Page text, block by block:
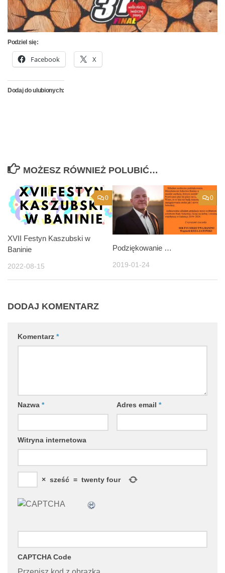
Podziel się:
Facebook X
Dodaj do ulubionych:
MOŻESZ RÓWNIEŻ POLUBIĆ…
0
XVII Festyn Kaszubski w
Baninie
2022-08-15
0
Podziękowanie …
2019-01-24
DODAJ KOMENTARZ
Komentarz *
Nazwa * Adres email *
Witryna internetowa
× sześć = twenty four
CAPTCHA Code